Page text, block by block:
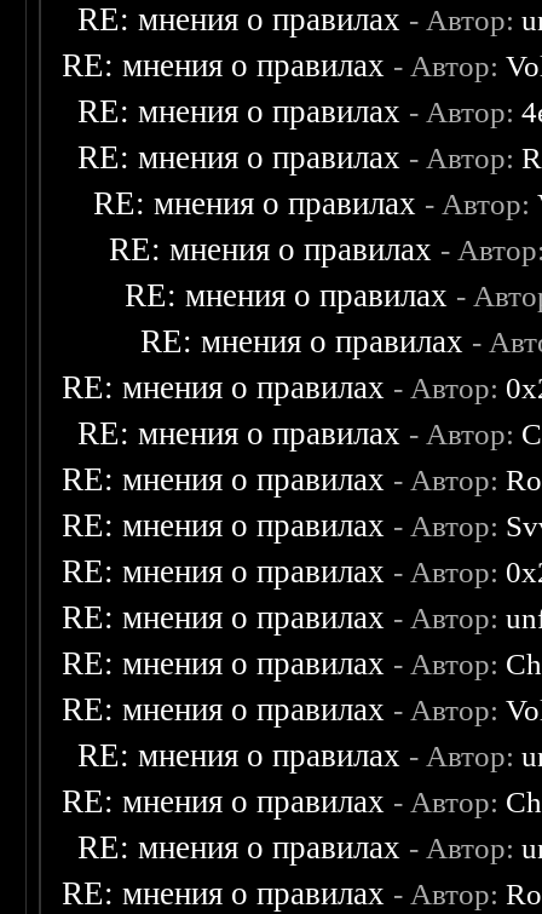
RE: мнения о правилах - Автор:
RE: мнения о правилах - Автор:
RE: мнения о правилах - Автор:
RE: мнения о правилах - Автор:
RE: мнения о правилах - Автор:
RE: мнения о правилах -
RE: мнения о правилах -
RE: мнения о правилах -
RE: мнения о правилах - Автор:
RE: мнения о правилах - Автор:
RE: мнения о правилах - Автор:
RE: мнения о правилах - Автор:
RE: мнения о правилах - Автор:
RE: мнения о правилах - Автор:
RE: мнения о правилах - Автор:
RE: мнения о правилах - Автор:
RE: мнения о правилах - Автор:
RE: мнения о правилах - Автор:
RE: мнения о правилах - Автор:
RE: мнения о правилах - Автор: